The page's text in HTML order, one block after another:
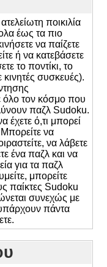
ποικιλία
έως τα πιο
να παίζετε
ή να κατεβάσετε
το ποντίκι, το
συσκευές).
όλο τον κόσμο που
παζλ Sudoku.
έχετε ό,τι μπορεί
να
να λάβετε
ένα παζλ και να
για τα παζλ
μπορείτε
παίκτες Sudoku
συνεχώς με
πάντα